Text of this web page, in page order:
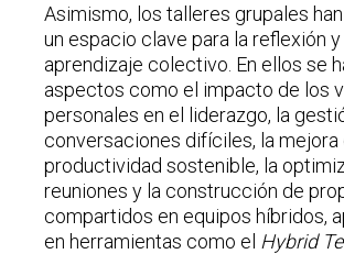
Asimismo, los talleres grupales
un espacio clave para la reflexión y
aprendizaje colectivo. En ellos se
aspectos como el impacto de los
personales en el liderazgo, la
conversaciones difíciles, la mejora
productividad sostenible, la
reuniones y la construcción de
compartidos en equipos híbridos,
en herramientas como el Hybrid